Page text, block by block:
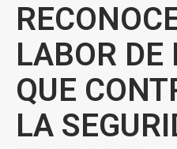
LABOR DE
QUE
LA